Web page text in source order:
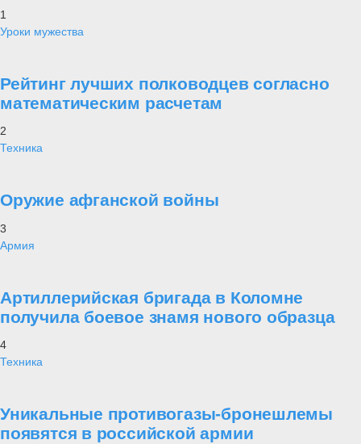
1
Уроки мужества
Рейтинг лучших полководцев согласно
математическим расчетам
2
Техника
Оружие афганской войны
3
Армия
Артиллерийская бригада в Коломне
получила боевое знамя нового образца
4
Техника
Уникальные противогазы-бронешлемы
появятся в российской армии